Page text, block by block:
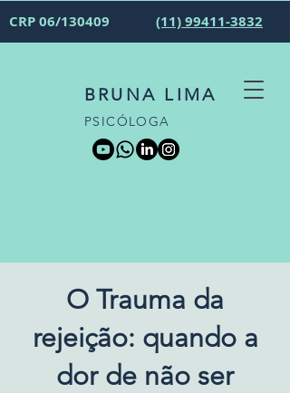
CRP 06/130409 (11) 99411-3832
BRUNA LIMA
PSICÓLOGA
O Trauma da
rejeição: quando a
dor de não ser